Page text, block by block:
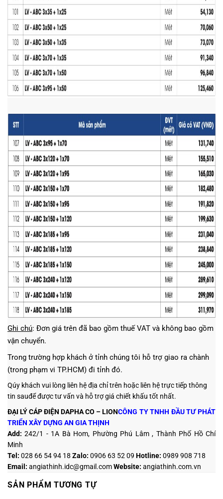
Ghi chú: Đơn giá trên đã bao gồm thuế VAT và không bao gồm
vận chuyển.
Trong trường hợp khách ở tỉnh chúng tôi hỗ trợ giao ra chành
(trong phạm vi TP.HCM) đi tỉnh đó.
Qúy khách vui lòng liên hệ địa chỉ trên hoặc liên hệ trực tiếp thông
tin sauđể được tư vấn và hỗ trợ giá chiết khấu tốt nhất.
ĐẠI LÝ CÁP ĐIỆN DAPHA CO – LIONCÔNG TY TNHH ĐẦU TƯ PHÁT
TRIỂN XÂY DỰNG AN GIA THỊNH
Add:242/1 - 1A Bà Hom, Phường Phú Lâm , Thành Phố Hồ Chí
Minh
Tel: 028 66 54 94 18 Zalo: 0906 63 52 09 Hotline: 0989 908 718
Email: angiathinh.idc@gmail.comWebsite: angiathinh.com.vn
SẢN PHẨM TƯƠNG TỰ